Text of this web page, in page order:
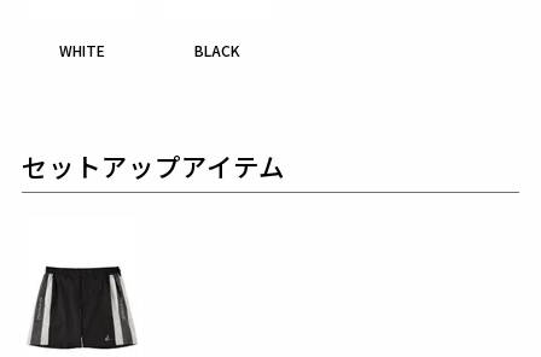
WHITE BLACK
セットアップアイテム